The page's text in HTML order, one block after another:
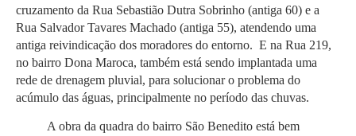
cruzamento da Rua Sebastião Dutra Sobrinho (antiga 60) e a
Rua Salvador Tavares Machado (antiga 55), atendendo uma
antiga reivindicação dos moradores do entorno. E na Rua 219,
no bairro Dona Maroca, também está sendo implantada uma
rede de drenagem pluvial, para solucionar o problema do
acúmulo das águas, principalmente no período das chuvas.
A obra da quadra do bairro São Benedito está bem